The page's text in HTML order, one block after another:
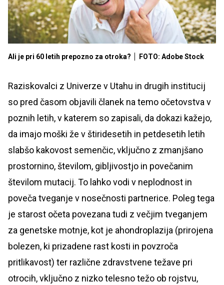
Ali je pri 60 letih prepozno za otroka? FOTO: Adobe Stock
Raziskovalci z Univerze v Utahu in drugih institucij
so pred časom objavili članek na temo očetovstva v
poznih letih, v katerem so zapisali, da dokazi kažejo,
da imajo moški že v štiridesetih in petdesetih letih
slabšo kakovost semenčic, vključno z zmanjšano
prostornino, številom, gibljivostjo in povečanim
številom mutacij. To lahko vodi v neplodnost in
poveča tveganje v nosečnosti partnerice. Poleg tega
je starost očeta povezana tudi z večjim tveganjem
za genetske motnje, kot je ahondroplazija (prirojena
bolezen, ki prizadene rast kosti in povzroča
pritlikavost) ter različne zdravstvene težave pri
otrocih, vključno z nizko telesno težo ob rojstvu,